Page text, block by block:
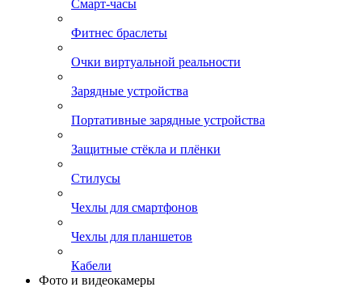
Смарт-часы
Фитнес браслеты
Очки виртуальной реальности
Зарядные устройства
Портативные зарядные устройства
Защитные стёкла и плёнки
Стилусы
Чехлы для смартфонов
Чехлы для планшетов
Кабели
Фото и видеокамеры